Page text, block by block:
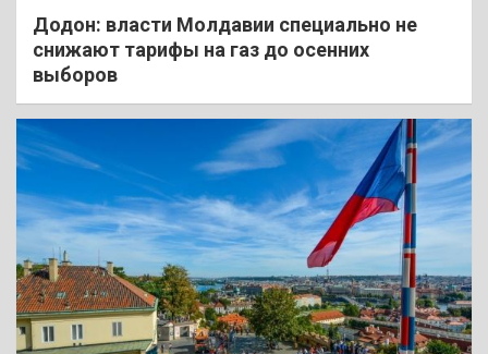
Додон: власти Молдавии специально не
снижают тарифы на газ до осенних
выборов